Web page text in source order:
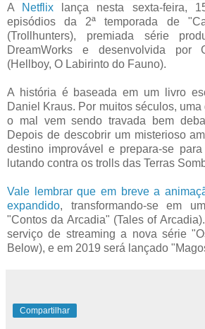
A Netflix
lança nesta sexta-feira,
episódios da 2ª temporada de
(Trollhunters), premiada série
DreamWorks e desenvolvida por
(Hellboy, O Labirinto do Fauno).
A história é baseada em um livro
Daniel Kraus. Por muitos séculos,
o mal vem sendo travada bem
Depois de descobrir um misterioso
destino improvável e prepara-se
lutando contra os trolls das Terras
Vale lembrar que em breve a
expandido, transformando-se em
"Contos da Arcadia" (Tales of
serviço de streaming a nova série
Below), e em 2019 será lançado
Compartilhar